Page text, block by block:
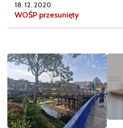
18. 12. 2020
WOŚP przesunięty